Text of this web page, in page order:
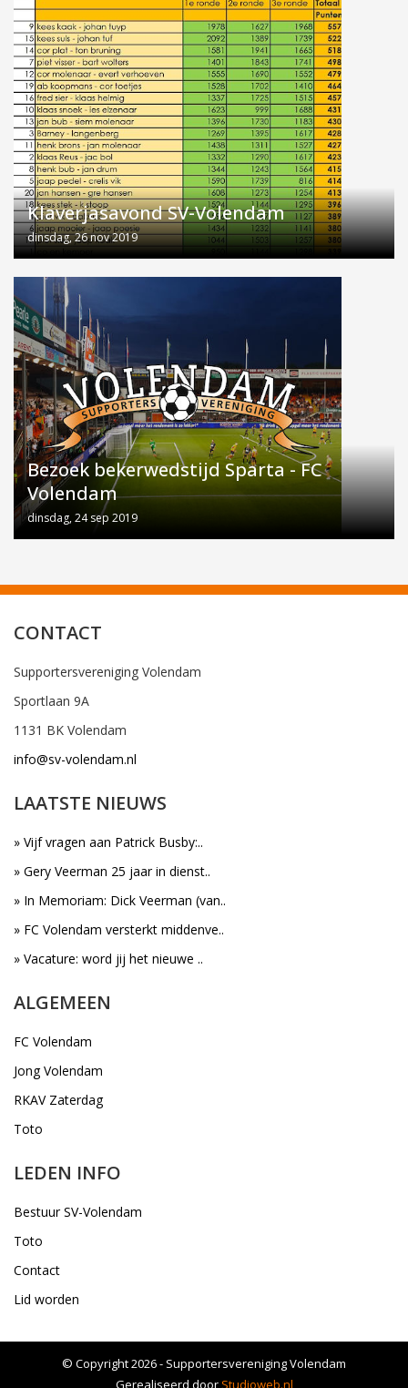
Klaverjasavond SV-Volendam
dinsdag, 26 nov 2019
Bezoek bekerwedstijd Sparta - FC
Volendam
dinsdag, 24 sep 2019
CONTACT
Supportersvereniging Volendam
Sportlaan 9A
1131 BK Volendam
info@sv-volendam.nl
LAATSTE NIEUWS
» Vijf vragen aan Patrick Busby:..
» Gery Veerman 25 jaar in dienst..
» In Memoriam: Dick Veerman (van..
» FC Volendam versterkt middenve..
» Vacature: word jij het nieuwe ..
ALGEMEEN
FC Volendam
Jong Volendam
RKAV Zaterdag
Toto
LEDEN INFO
Bestuur SV-Volendam
Toto
Contact
Lid worden
© Copyright 2026 - Supportersvereniging Volendam
Gerealiseerd door Studioweb.nl